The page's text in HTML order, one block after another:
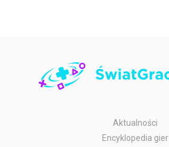
Aktualności
Encyklopedia gier